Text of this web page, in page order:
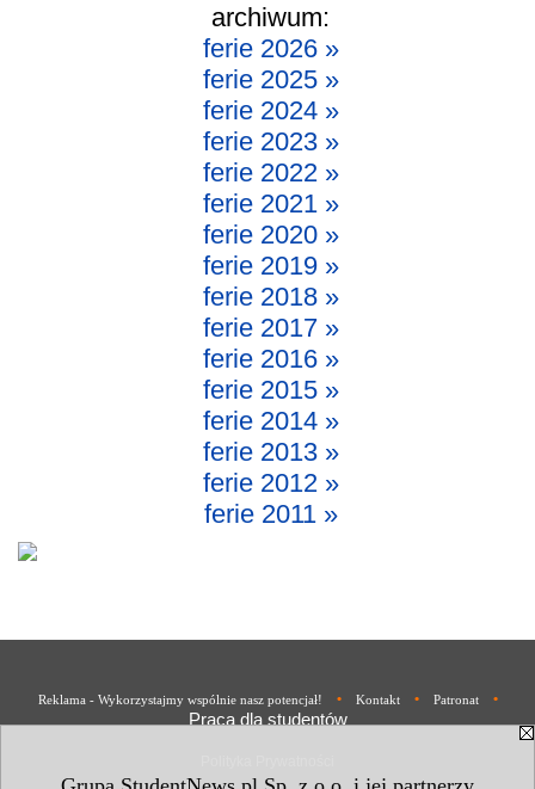
archiwum:
ferie 2026 »
ferie 2025 »
ferie 2024 »
ferie 2023 »
ferie 2022 »
ferie 2021 »
ferie 2020 »
ferie 2019 »
ferie 2018 »
ferie 2017 »
ferie 2016 »
ferie 2015 »
ferie 2014 »
ferie 2013 »
ferie 2012 »
ferie 2011 »
Reklama - Wykorzystajmy wspólnie nasz potencjał! • Kontakt • Patronat •
Praca dla studentów